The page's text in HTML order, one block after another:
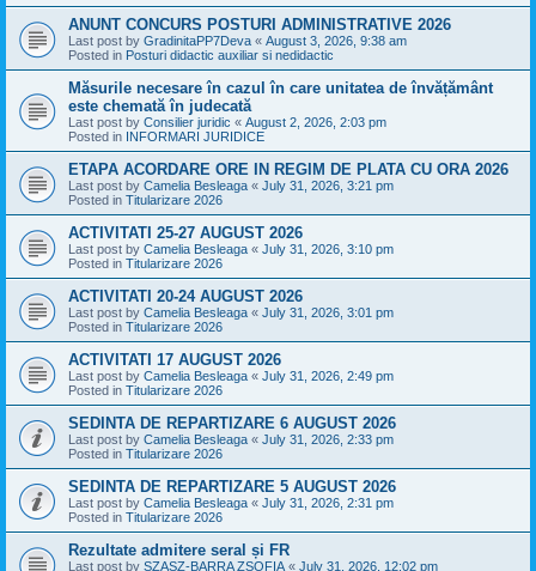
ANUNT CONCURS POSTURI ADMINISTRATIVE 2026
Last post by GradinitaPP7Deva « August 3, 2026, 9:38 am
Posted in Posturi didactic auxiliar si nedidactic
Măsurile necesare în cazul în care unitatea de învățământ
este chemată în judecată
Last post by Consilier juridic « August 2, 2026, 2:03 pm
Posted in INFORMARI JURIDICE
ETAPA ACORDARE ORE IN REGIM DE PLATA CU ORA 2026
Last post by Camelia Besleaga « July 31, 2026, 3:21 pm
Posted in Titularizare 2026
ACTIVITATI 25-27 AUGUST 2026
Last post by Camelia Besleaga « July 31, 2026, 3:10 pm
Posted in Titularizare 2026
ACTIVITATI 20-24 AUGUST 2026
Last post by Camelia Besleaga « July 31, 2026, 3:01 pm
Posted in Titularizare 2026
ACTIVITATI 17 AUGUST 2026
Last post by Camelia Besleaga « July 31, 2026, 2:49 pm
Posted in Titularizare 2026
SEDINTA DE REPARTIZARE 6 AUGUST 2026
Last post by Camelia Besleaga « July 31, 2026, 2:33 pm
Posted in Titularizare 2026
SEDINTA DE REPARTIZARE 5 AUGUST 2026
Last post by Camelia Besleaga « July 31, 2026, 2:31 pm
Posted in Titularizare 2026
Rezultate admitere seral și FR
Last post by SZASZ-BARRA ZSOFIA « July 31, 2026, 12:02 pm